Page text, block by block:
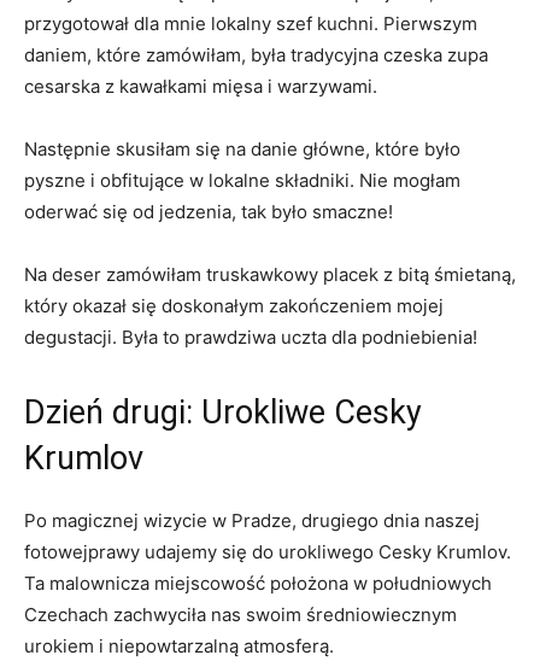
przygotował ⁤dla mnie lokalny szef kuchni. Pierwszym
daniem, ⁤które zamówiłam, była tradycyjna czeska zupa
cesarska z kawałkami mięsa i ​warzywami.
Następnie skusiłam się ​na danie główne, które było
pyszne i obfitujące w lokalne‌ składniki. Nie mogłam
oderwać się od ⁤jedzenia, tak​ było smaczne!
Na deser zamówiłam⁢ truskawkowy placek ‍z bitą śmietaną,
który okazał się doskonałym zakończeniem ⁢mojej
degustacji. Była to prawdziwa ⁣uczta dla podniebienia!
Dzień‌ drugi: Urokliwe Cesky⁣
Krumlov
Po magicznej ⁣wizycie w Pradze, ⁢drugiego dnia naszej
‍fotowejprawy⁣ udajemy się⁤ do urokliwego Cesky⁢ Krumlov.
⁤Ta malownicza miejscowość ‍położona w południowych
Czechach ⁣zachwyciła nas⁤ swoim średniowiecznym
urokiem ‍i niepowtarzalną ‌atmosferą.